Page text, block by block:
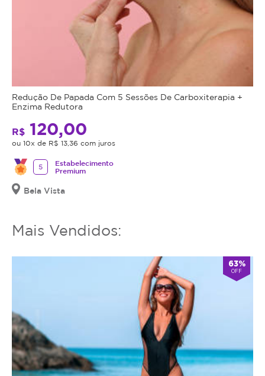
Redução De Papada Com 5 Sessões De Carboxiterapia +
Enzima Redutora
R$ 120,00
ou 10x de R$ 13,36 com juros
5
Estabelecimento
Premium
Bela Vista
Mais Vendidos:
63%
OFF